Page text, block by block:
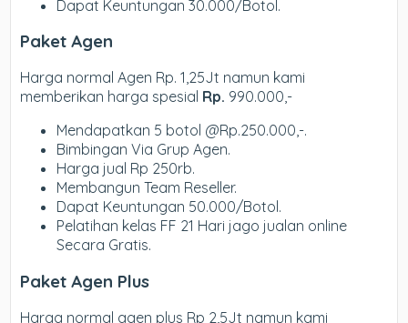
Dapat Keuntungan 30.000/Botol.
Paket Agen
Harga normal Agen Rp. 1,25Jt namun kami
memberikan harga spesial Rp. 990.000,-
Mendapatkan 5 botol @Rp.250.000,-.
Bimbingan Via Grup Agen.
Harga jual Rp 250rb.
Membangun Team Reseller.
Dapat Keuntungan 50.000/Botol.
Pelatihan kelas FF 21 Hari jago jualan online
Secara Gratis.
Paket Agen Plus
Harga normal agen plus Rp 2,5Jt namun kami